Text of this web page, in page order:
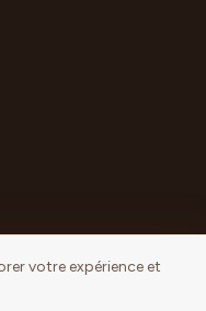
votre expérience et